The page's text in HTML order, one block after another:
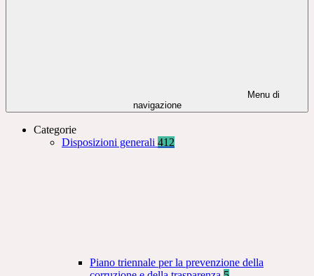
Menu di
navigazione
Categorie
Disposizioni generali 412
Piano triennale per la prevenzione della